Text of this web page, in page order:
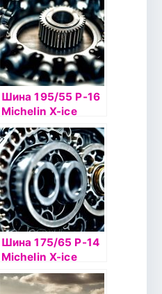
Шина 195/55 Р-16
Michelin X-ice
North 2 91T б/к
шип
Шина 175/65 Р-14
Michelin X-ice
North 2 86Т б/к
шип